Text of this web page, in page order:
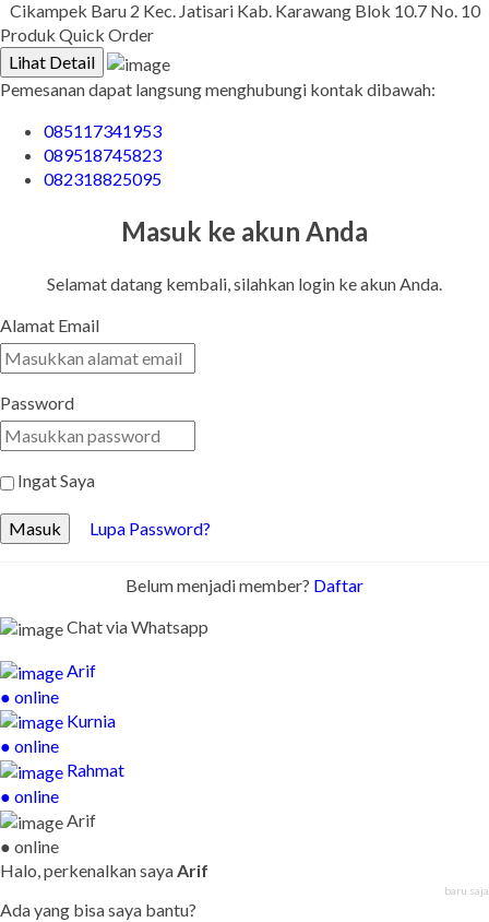
Cikampek Baru 2 Kec. Jatisari Kab. Karawang Blok 10.7 No. 10
Produk Quick Order
Lihat Detail
Pemesanan dapat langsung menghubungi kontak dibawah:
085117341953
089518745823
082318825095
Masuk ke akun Anda
Selamat datang kembali, silahkan login ke akun Anda.
Alamat Email
Password
Ingat Saya
Masuk Lupa Password?
Belum menjadi member? Daftar
Chat via Whatsapp
Arif
● online
Kurnia
● online
Rahmat
● online
Arif
● online
Halo, perkenalkan sayaArif
baru saja
Ada yang bisa saya bantu?